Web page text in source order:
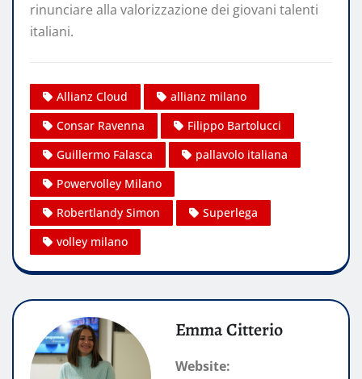
rinunciare alla valorizzazione dei giovani talenti
italiani.
Allianz Cloud
allianz milano
Consar Ravenna
Filippo Bartolucci
Guillermo Falasca
pallavolo italiana
Powervolley Milano
Robertlandy Simon
Superlega
volley milano
Emma Citterio
Website: